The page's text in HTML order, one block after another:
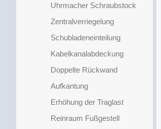
Uhrmacher Schraubstock
Zentralverriegelung
Schubladeneinteilung
Kabelkanalabdeckung
Doppelte Rückwand
Aufkantung
Erhöhung der Traglast
Reinraum Fußgestell